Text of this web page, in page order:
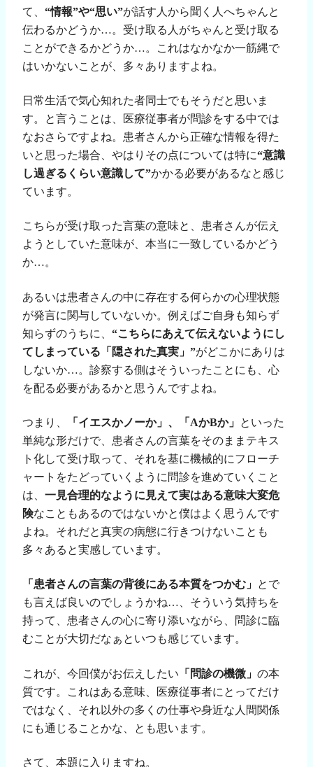
て、“情報”や“思い”が話す人から聞く人へちゃんと
伝わるかどうか…。受け取る人がちゃんと受け取る
ことができるかどうか…。これはなかなか一筋縄で
はいかないことが、多々ありますよね。
日常生活で気心知れた者同士でもそうだと思いま
す。と言うことは、医療従事者が問診をする中では
なおさらですよね。患者さんから正確な情報を得た
いと思った場合、やはりその点については特に“意識
し過ぎるくらい意識して”かかる必要があるなと感じ
ています。
こちらが受け取った言葉の意味と、患者さんが伝え
ようとしていた意味が、本当に一致しているかどう
か…。
あるいは患者さんの中に存在する何らかの心理状態
が発言に関与していないか。例えばご自身も知らず
知らずのうちに、“こちらにあえて伝えないようにし
てしまっている「隠された真実」”がどこかにありは
しないか…。診察する側はそういったことにも、心
を配る必要があるかと思うんですよね。
つまり、 「イエスかノーか」、「 AかBか」 といった
単純な形だけで、患者さんの言葉をそのままテキス
ト化して受け取って、それを基に機械的にフローチ
ャートをたどっていくように問診を進めていくこと
は、一見合理的なように見えて実はある意味大変危
険なこともあるのではないかと僕はよく思うんです
よね。それだと真実の病態に行きつけないことも
多々あると実感しています。
「患者さんの言葉の背後にある本質をつかむ」 とで
も言えば良いのでしょうかね…、そういう気持ちを
持って、患者さんの心に寄り添いながら、問診に臨
むことが大切だなぁといつも感じています。
これが、今回僕がお伝えしたい 「問診の機微」の本
質です。これはある意味、医療従事者にとってだけ
ではなく、それ以外の多くの仕事や身近な人間関係
にも通じることかな、とも思います。
さて、本題に入りますね。